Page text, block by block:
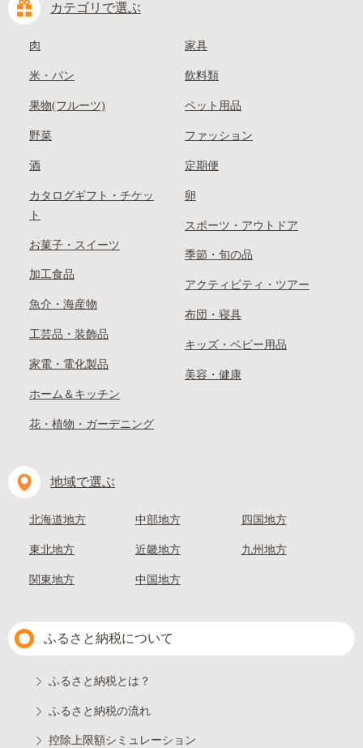
カテゴリで選ぶ
肉
米・パン
果物(フルーツ)
野菜
酒
カタログギフト・チケッ
ト
お菓子・スイーツ
加工食品
魚介・海産物
工芸品・装飾品
家電・電化製品
ホーム＆キッチン
花・植物・ガーデニング
家具
飲料類
ペット用品
ファッション
定期便
卵
スポーツ・アウトドア
季節・旬の品
アクティビティ・ツアー
布団・寝具
キッズ・ベビー用品
美容・健康
地域で選ぶ
北海道地方
東北地方
関東地方
中部地方
近畿地方
中国地方
四国地方
九州地方
ふるさと納税について
ふるさと納税とは？
ふるさと納税の流れ
控除上限額シミュレーション